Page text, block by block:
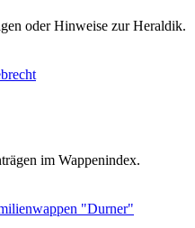
oder Hinweise zur Heraldik.
im Wappenindex.
"Durner"